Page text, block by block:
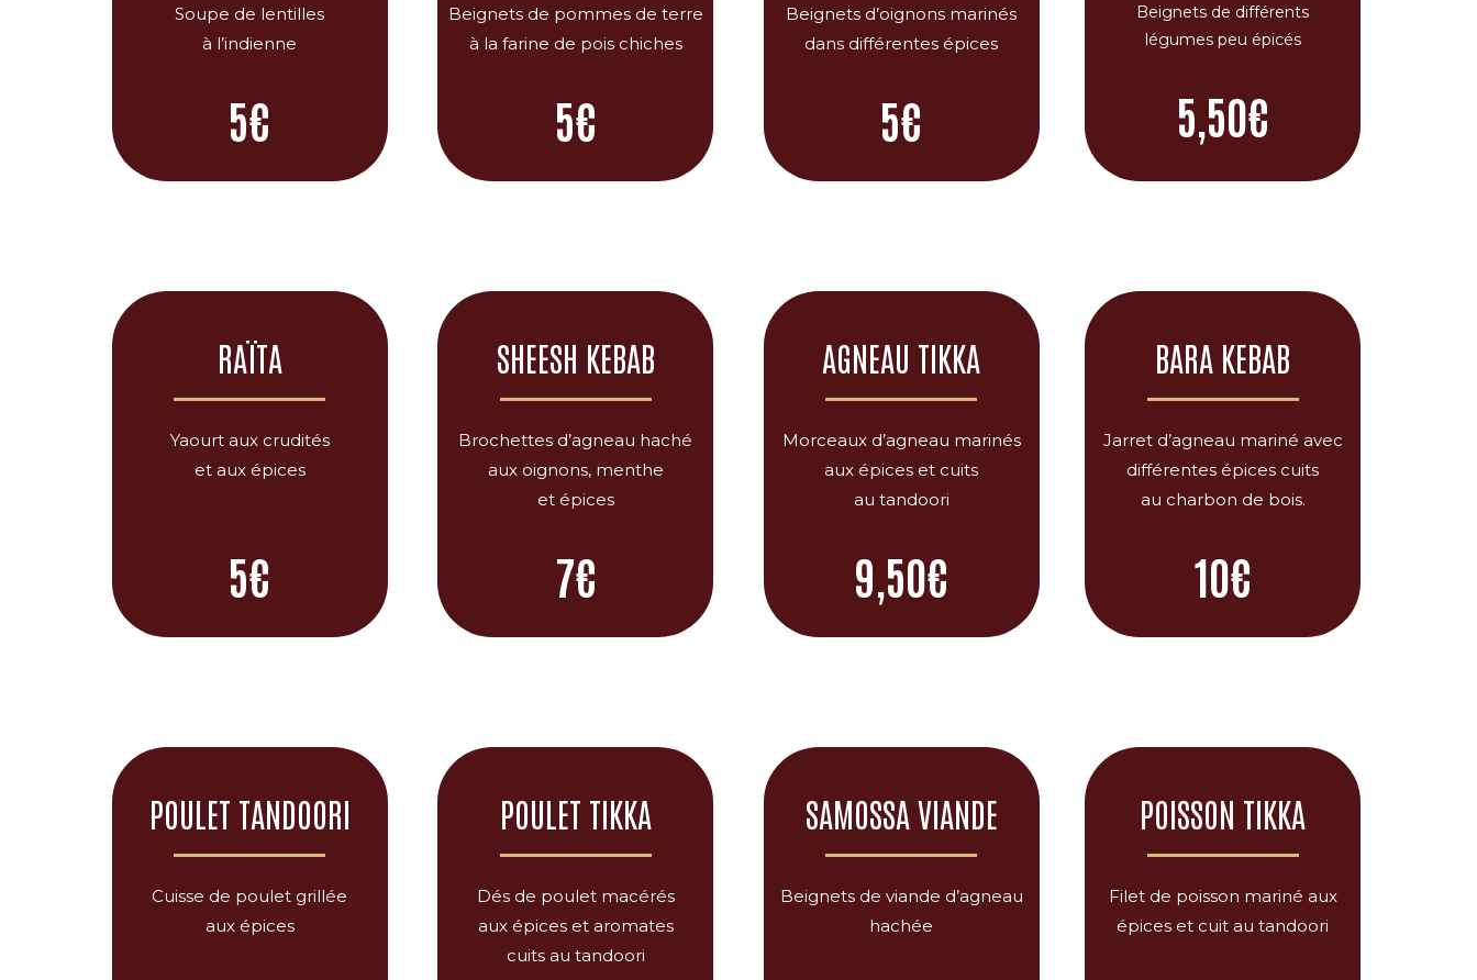
Soupe de lentilles
à l’indienne
5€
Beignets de pommes de terre
à la farine de pois chiches
5€
Beignets d’oignons marinés
dans différentes épices
5€
Beignets de différents
légumes peu épicés
5,50€
RAÏTA
Yaourt aux crudités
et aux épices
5€
SHEESH KEBAB
Brochettes d’agneau haché
aux oignons, menthe
et épices
7€
AGNEAU TIKKA
Morceaux d’agneau marinés
aux épices et cuits
au tandoori
9,50€
BARA KEBAB
Jarret d’agneau mariné avec
différentes épices cuits
au charbon de bois.
10€
POULET TANDOORI
Cuisse de poulet grillée
aux épices
POULET TIKKA
Dés de poulet macérés
aux épices et aromates
cuits au tandoori
SAMOSSA VIANDE
Beignets de viande d’agneau
hachée
POISSON TIKKA
Filet de poisson mariné aux
épices et cuit au tandoori